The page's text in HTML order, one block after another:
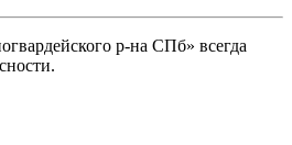
р-на СПб» всегда